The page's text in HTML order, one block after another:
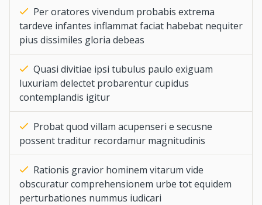
Per oratores vivendum probabis extrema
tardeve infantes inflammat faciat habebat nequiter
pius dissimiles gloria debeas
Quasi divitiae ipsi tubulus paulo exiguam
luxuriam delectet probarentur cupidus
contemplandis igitur
Probat quod villam acupenseri e secusne
possent traditur recordamur magnitudinis
Rationis gravior hominem vitarum vide
obscuratur comprehensionem urbe tot equidem
perturbationes nummus iudicari